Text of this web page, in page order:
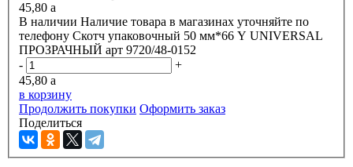
45,80 a
В наличии Наличие товара в магазинах уточняйте по
телефону Скотч упаковочный 50 мм*66 Y UNIVERSAL
ПРОЗРАЧНЫЙ арт 9720/48-0152
-
+
45,80 a
в корзину
Продолжить покупки Оформить заказ
Поделиться